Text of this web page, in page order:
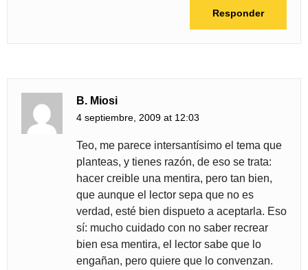
Responder
B. Miosi
4 septiembre, 2009 at 12:03
Teo, me parece intersantísimo el tema que
planteas, y tienes razón, de eso se trata:
hacer creible una mentira, pero tan bien,
que aunque el lector sepa que no es
verdad, esté bien dispueto a aceptarla. Eso
sí: mucho cuidado con no saber recrear
bien esa mentira, el lector sabe que lo
engañan, pero quiere que lo convenzan.